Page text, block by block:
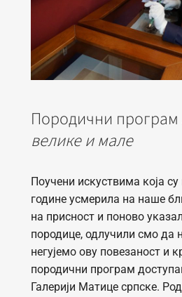
Породични програм
велике и мале
Поучени искуствима која
године усмерила на наше
на присност и поново
породице, одлучили смо да
негујемо ову повезаност и
породични програм
Галерији Матице српске.